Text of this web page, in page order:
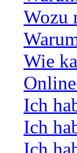
Wozu
Wie
Ich
Ich